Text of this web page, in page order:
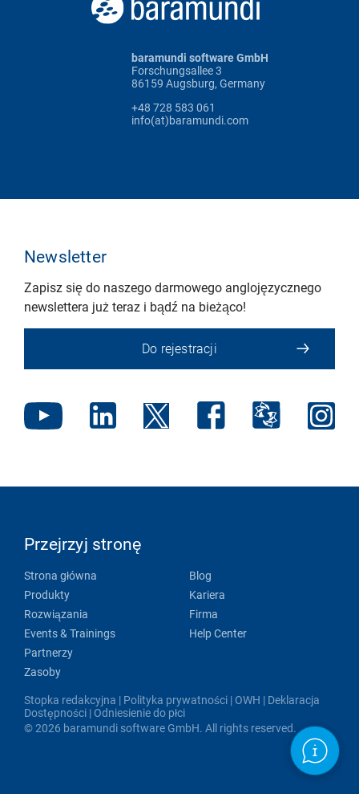
baramundi software GmbH
Forschungsallee 3
86159 Augsburg, Germany
+48 728 583 061
info(at)baramundi.com
Newsletter
Zapisz się do naszego darmowego anglojęzycznego
newslettera już teraz i bądź na bieżąco!
Do rejestracji
Przejrzyj stronę
Strona główna
Produkty
Rozwiązania
Events & Trainings
Partnerzy
Zasoby
Blog
Kariera
Firma
Help Center
Stopka redakcyjna | Polityka prywatności | OWH | Deklaracja
Dostępności | Odniesienie do płci
© 2026 baramundi software GmbH. All rights reserved.